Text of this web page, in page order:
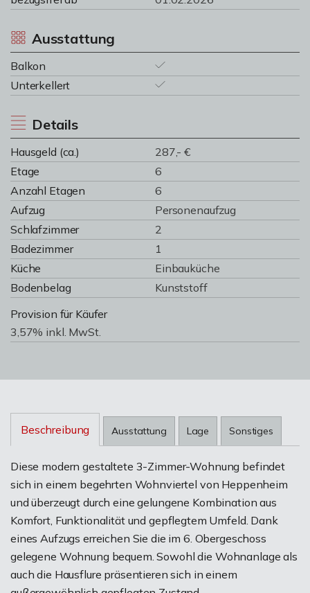
Ausstattung
Balkon
Unterkellert
Details
Hausgeld (ca.)
287,- €
Etage
6
Anzahl Etagen
6
Aufzug
Personenaufzug
Schlafzimmer
2
Badezimmer
1
Küche
Einbauküche
Bodenbelag
Kunststoff
Provision für Käufer
3,57% inkl. MwSt.
Beschreibung Ausstattung Lage Sonstiges
Diese modern gestaltete 3-Zimmer-Wohnung befindet
sich in einem begehrten Wohnviertel von Heppenheim
und überzeugt durch eine gelungene Kombination aus
Komfort, Funktionalität und gepflegtem Umfeld. Dank
eines Aufzugs erreichen Sie die im 6. Obergeschoss
gelegene Wohnung bequem. Sowohl die Wohnanlage als
auch die Hausflure präsentieren sich in einem